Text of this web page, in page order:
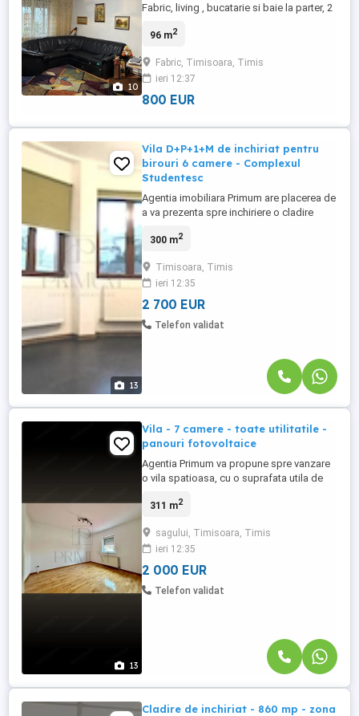
10
Fabric, living , bucatarie si baie la parter, 2
termica proprie, clima, are garaj separat si
posibilitate de a face imbunatatiri sau de
a schimba mobila. Pret chirie 800 Euro
luna, ...
96 m2
Fabric, Timisoara, Timis
ieri 12:37
800 EUR
13
Vila D+P+1+M de inchiriat pentru
birouri 6 camere - Complexul
Studentesc
Agentia imobiliara Primum are placerea de
a va prezenta spre inchiriere o cladire
pentru cabinete medicale, policlinica
infrumusetare - beauty, birouri,
reprezentanta si alte activitati. Situata in
zona - Complexul Studentesc, curte ...
300 m2
Timisoara, Timis
ieri 12:35
2 700 EUR
Telefon validat
13
Vila - 7 camere - toate utilitatile -
panouri fotovoltaice
Agentia Primum va propune spre vanzare
o vila spatioasa, cu o suprafata utila de
situata intr-o zona excelenta, ideala pentru
desfasurarea unei activitati de tip
rezidential ori mixt. Proprietatea este
compartimentata eficient in ...
311 m2
sagului, Timisoara, Timis
ieri 12:35
2 000 EUR
Telefon validat
Cladire de inchiriat - 860 mp - zona